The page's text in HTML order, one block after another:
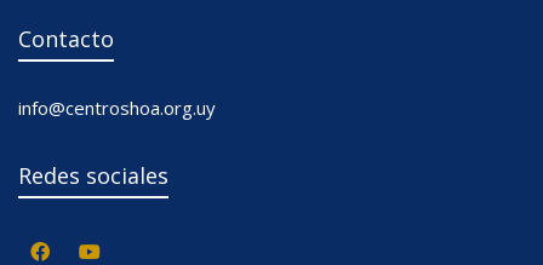
Contacto
info@centroshoa.org.uy
Redes sociales